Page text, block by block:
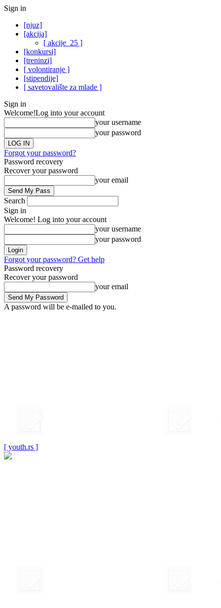
Sign in
[njuz]
[akcija]
[ akcije_25 ]
[konkursi]
[treninzi]
[ volontiranje ]
[stipendije]
[ savetovalište za mlade ]
Sign in
Welcome!Log into your account
your username
your password
Forgot your password?
Password recovery
Recover your password
your email
Search
Sign in
Welcome! Log into your account
your username
your password
Forgot your password? Get help
Password recovery
Recover your password
your email
A password will be e-mailed to you.
[ youth.rs ]